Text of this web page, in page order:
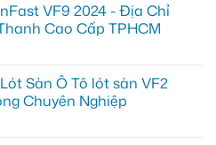
VF9 2024 - Địa Chỉ
Cao Cấp TPHCM
Sàn Ô Tô lót sàn VF2
Chuyên Nghiệp